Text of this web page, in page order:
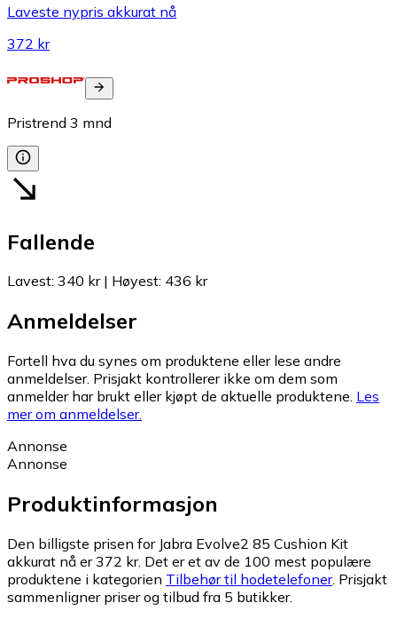
Laveste nypris akkurat nå
372 kr
Pristrend 3 mnd
Fallende
Lavest: 340 kr| Høyest: 436 kr
Anmeldelser
Fortell hva du synes om produktene eller lese andre
anmeldelser. Prisjakt kontrollerer ikke om dem som
anmelder har brukt eller kjøpt de aktuelle produktene. Les
mer om anmeldelser.
Annonse
Annonse
Produktinformasjon
Den billigste prisen for Jabra Evolve2 85 Cushion Kit
akkurat nå er 372 kr. Det er et av de 100 mest populære
produktene i kategorien Tilbehør til hodetelefoner. Prisjakt
sammenligner priser og tilbud fra 5 butikker.